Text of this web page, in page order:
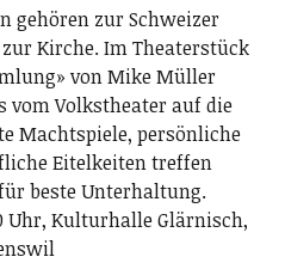
gehören zur Schweizer
Kirche. Im Theaterstück
von Mike Müller
Volkstheater auf die
Machtspiele, persönliche
Eitelkeiten treffen
beste Unterhaltung.
Uhr, Kulturhalle Glärnisch,